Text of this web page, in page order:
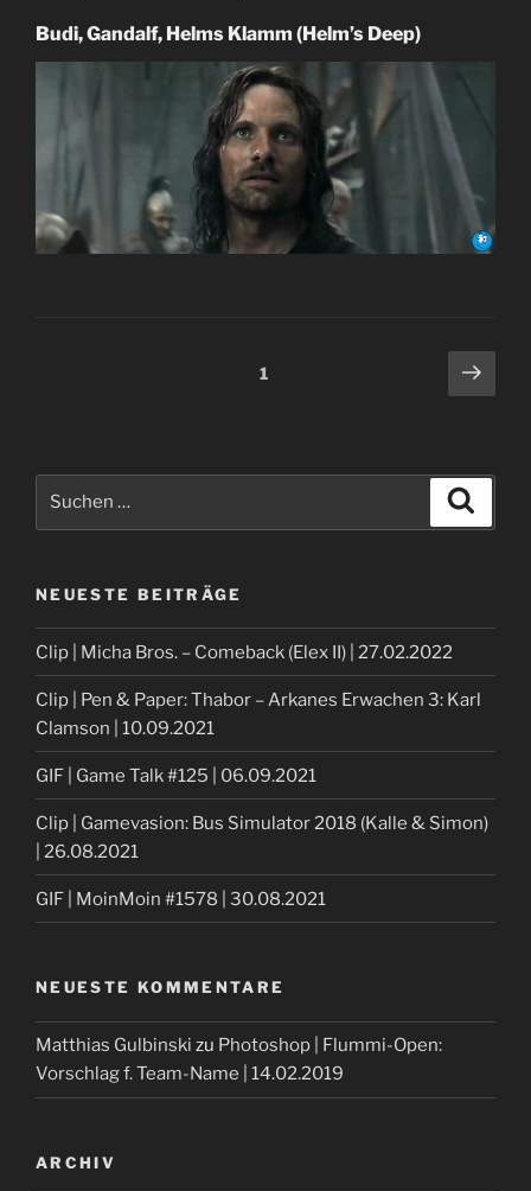
Budi, Gandalf, Helms Klamm (Helm’s Deep)
Seite1
NEUESTE BEITRÄGE
Clip | Micha Bros. – Comeback (Elex II) | 27.02.2022
Clip | Pen & Paper: Thabor – Arkanes Erwachen 3: Karl
Clamson | 10.09.2021
GIF | Game Talk #125 | 06.09.2021
Clip | Gamevasion: Bus Simulator 2018 (Kalle & Simon)
| 26.08.2021
GIF | MoinMoin #1578 | 30.08.2021
NEUESTE KOMMENTARE
Matthias Gulbinski zu Photoshop | Flummi-Open:
Vorschlag f. Team-Name | 14.02.2019
ARCHIV